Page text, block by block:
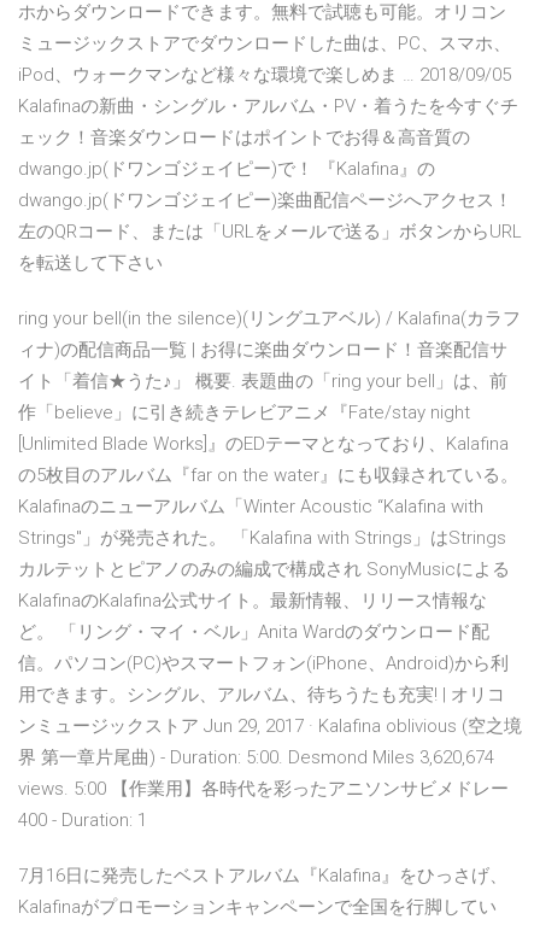
ホからダウンロードできます。無料で試聴も可能。オリコン
ミュージックストアでダウンロードした曲は、PC、スマホ、
iPod、ウォークマンなど様々な環境で楽しめま … 2018/09/05
Kalafinaの新曲・シングル・アルバム・PV・着うたを今すぐチ
ェック！音楽ダウンロードはポイントでお得＆高音質の
dwango.jp(ドワンゴジェイピー)で！ 『Kalafina』の
dwango.jp(ドワンゴジェイピー)楽曲配信ページへアクセス！
左のQRコード、または「URLをメールで送る」ボタンからURL
を転送して下さい
ring your bell(in the silence)(リングユアベル) / Kalafina(カラフ
ィナ)の配信商品一覧 | お得に楽曲ダウンロード！音楽配信サ
イト「着信★うた♪」 概要. 表題曲の「ring your bell」は、前
作「believe」に引き続きテレビアニメ『Fate/stay night
[Unlimited Blade Works]』のEDテーマとなっており、Kalafina
の5枚目のアルバム『far on the water』にも収録されている。
Kalafinaのニューアルバム「Winter Acoustic “Kalafina with
Strings"」が発売された。 「Kalafina with Strings」はStrings
カルテットとピアノのみの編成で構成され SonyMusicによる
KalafinaのKalafina公式サイト。最新情報、リリース情報な
ど。 「リング・マイ・ベル」Anita Wardのダウンロード配
信。パソコン(PC)やスマートフォン(iPhone、Android)から利
用できます。シングル、アルバム、待ちうたも充実! | オリコ
ンミュージックストア Jun 29, 2017 · Kalafina oblivious (空之境
界 第一章片尾曲) - Duration: 5:00. Desmond Miles 3,620,674
views. 5:00 【作業用】各時代を彩ったアニソンサビメドレー
400 - Duration: 1
7月16日に発売したベストアルバム『Kalafina』をひっさげ、
Kalafinaがプロモーションキャンペーンで全国を行脚してい